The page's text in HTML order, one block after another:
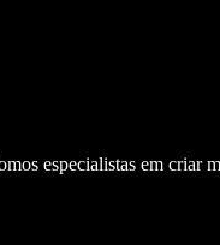
especialistas em criar